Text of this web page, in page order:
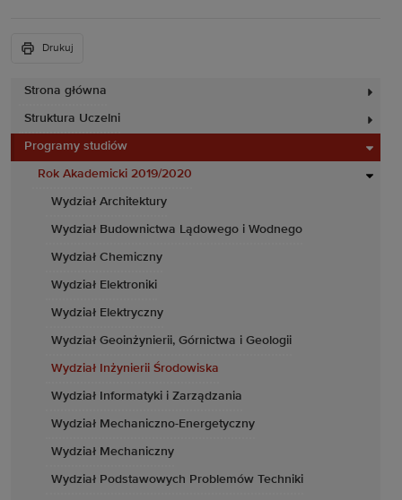
Strona główna
Struktura Uczelni
Programy studiów
Rok Akademicki 2019/2020
Wydział Architektury
Wydział Budownictwa Lądowego i Wodnego
Wydział Chemiczny
Wydział Elektroniki
Wydział Elektryczny
Wydział Geoinżynierii, Górnictwa i Geologii
Wydział Inżynierii Środowiska
Wydział Informatyki i Zarządzania
Wydział Mechaniczno-Energetyczny
Wydział Mechaniczny
Wydział Podstawowych Problemów Techniki
Drukuj